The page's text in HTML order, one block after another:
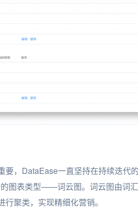
，DataEase一直坚持在持续迭代
图表类型——词云图。词云图由词
聚类，实现精细化营销。